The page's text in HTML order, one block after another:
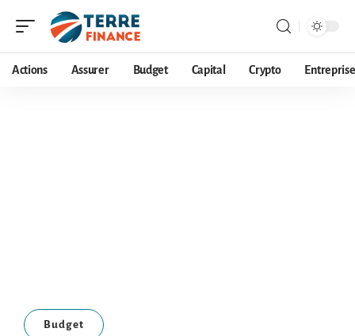
Actions Assurer Budget Capital Crypto Entreprise
Budget